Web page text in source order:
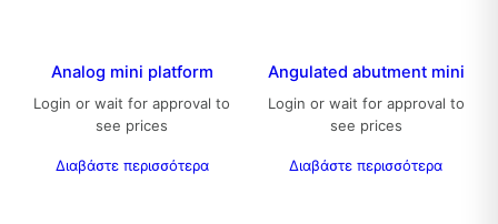
Analog mini platform
Login or wait for approval to
see prices
Διαβάστε περισσότερα
Angulated abutment mini
Login or wait for approval to
see prices
Διαβάστε περισσότερα